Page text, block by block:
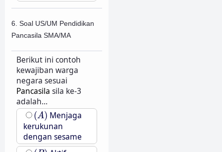
6. Soal US/UM Pendidikan
Pancasila SMA/MA
Berikut ini contoh
kewajiban warga
negara sesuai
Pancasila sila ke-3
adalah...
(A)
(A) Menjaga
kerukunan
dengan sesame
(B)